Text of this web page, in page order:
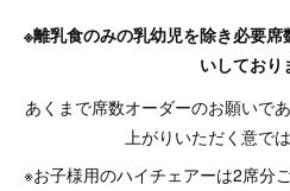
※離乳食のみの乳幼児を除き必要
いしており
あくまで席数オーダーのお願いで
上がりいただく意で
※お子様用のハイチェアーは2席分